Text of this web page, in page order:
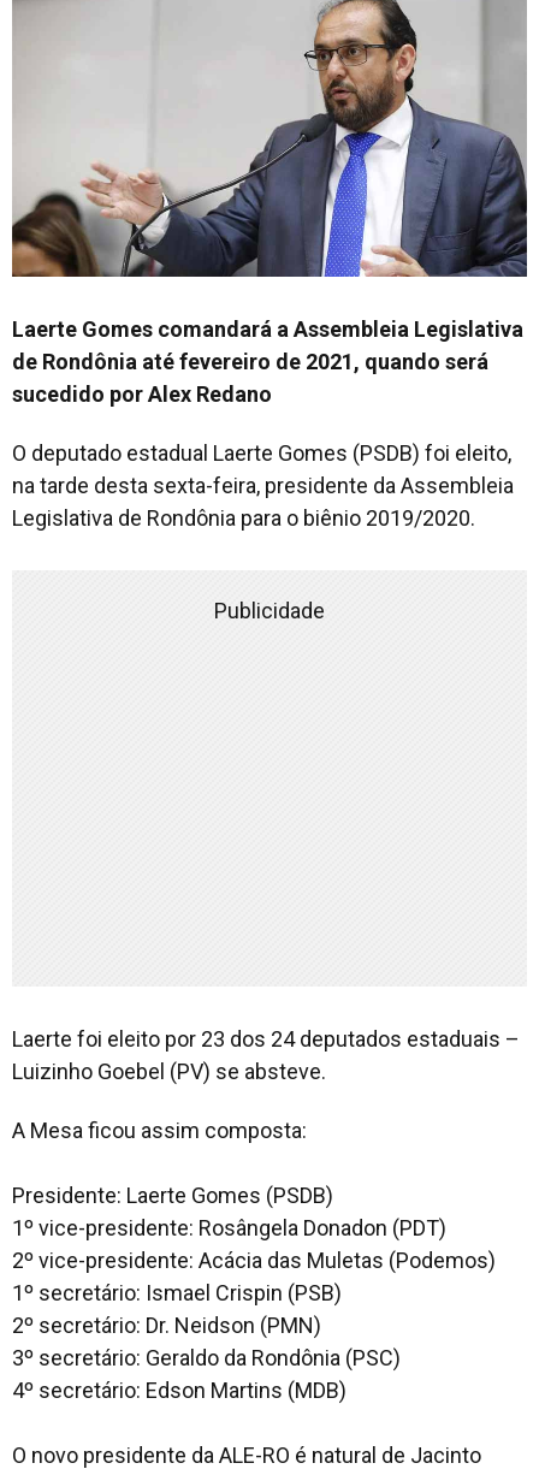
Laerte Gomes comandará a Assembleia Legislativa
de Rondônia até fevereiro de 2021, quando será
sucedido por Alex Redano
O deputado estadual Laerte Gomes (PSDB) foi eleito,
na tarde desta sexta-feira, presidente da Assembleia
Legislativa de Rondônia para o biênio 2019/2020.
Publicidade
Laerte foi eleito por 23 dos 24 deputados estaduais –
Luizinho Goebel (PV) se absteve.
A Mesa ficou assim composta:
Presidente: Laerte Gomes (PSDB)
1º vice-presidente: Rosângela Donadon (PDT)
2º vice-presidente: Acácia das Muletas (Podemos)
1º secretário: Ismael Crispin (PSB)
2º secretário: Dr. Neidson (PMN)
3º secretário: Geraldo da Rondônia (PSC)
4º secretário: Edson Martins (MDB)
O novo presidente da ALE-RO é natural de Jacinto